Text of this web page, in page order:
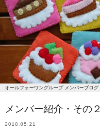
オールフォーワングループ メンバーブログ
メンバー紹介・その２
2018.05.21